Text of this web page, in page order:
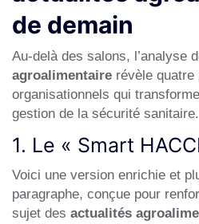
de demain
Au-delà des salons, l’analyse
agroalimentaire révèle
organisationnels qui
gestion de la sécurité sanitaire.
1. Le « Smart
Voici une version enrichie et
paragraphe, conçue pour
sujet des actualités